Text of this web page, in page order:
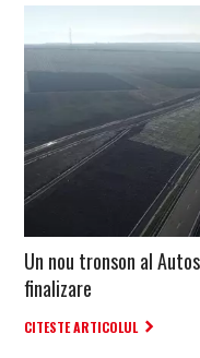
Un nou tronson al
finalizare
CITESTE ARTICOLUL